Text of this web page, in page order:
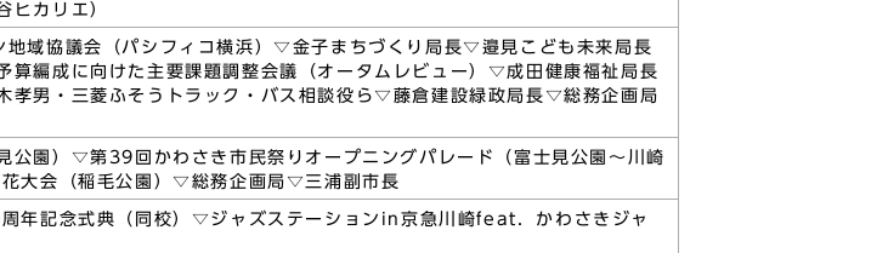
ヒカリエ）
地域協議会（パシフィコ横浜）▽金子まちづくり局長▽邉見こども未来局長
編成に向けた主要課題調整会議（オータムレビュー）▽成田健康福祉局長
男・三菱ふそうトラック・バス相談役ら▽藤倉建設緑政局長▽総務企画局
公園）▽第39回かわさき市民祭りオープニングパレード（富士見公園～川崎
大会（稲毛公園）▽総務企画局▽三浦副市長
年記念式典（同校）▽ジャズステーションin京急川崎feat．かわさきジャ